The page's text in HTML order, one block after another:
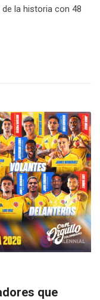
la historia con 48
que